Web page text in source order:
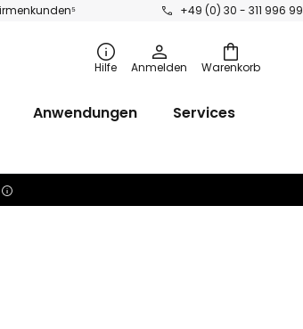
+49 (0) 30 - 311 996 99
Warenkorb
Hilfe Anmelden
Anwendungen
Services